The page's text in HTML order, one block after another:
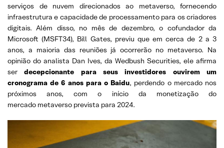
serviços de nuvem direcionados ao metaverso, fornecendo
infraestrutura e capacidade de processamento para os criadores
digitais. Além disso, no mês de dezembro, o cofundador da
Microsoft (MSFT34), Bill Gates, previu que em cerca de 2 a 3
anos, a maioria das reuniões já ocorrerão no metaverso. Na
opinião do analista Dan Ives, da Wedbush Securities, ele afirma
serdecepcionante para seus investidores ouvirem um
cronograma de 6 anos para o Baidu, perdendo o mercado nos
próximos anos, com o início da monetização do
mercado metaverso prevista para 2024.